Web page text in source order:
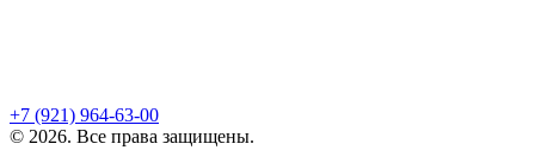
+7 (921) 964-63-00
© 2026. Все права защищены.